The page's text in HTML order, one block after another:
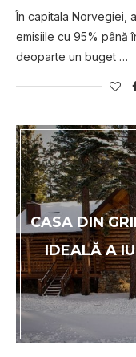
În capitala Norvegiei,
emisiile cu 95% până
deoparte un buget …
CASA DIN
IDEALĂ A